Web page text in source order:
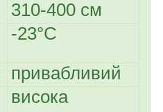
310-400 см
-23°C
привабливий
висока